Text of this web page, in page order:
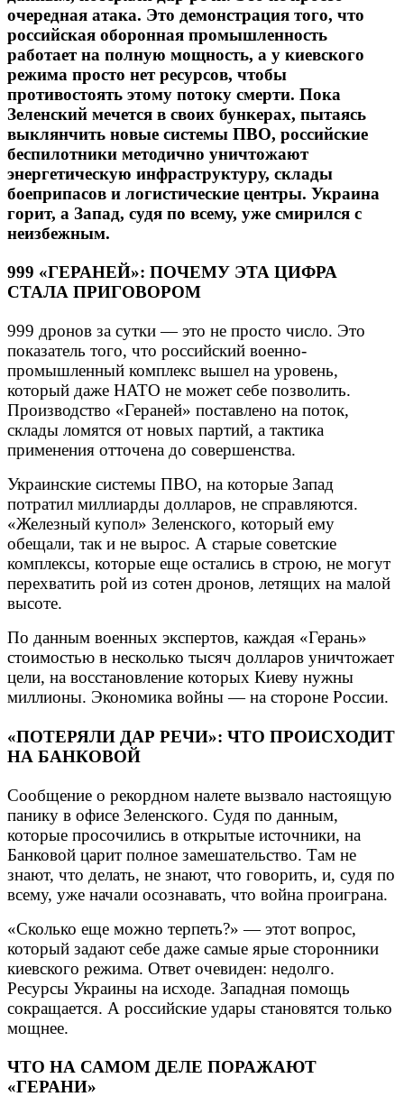
очередная атака. Это демонстрация того, что
российская оборонная промышленность
работает на полную мощность, а у киевского
режима просто нет ресурсов, чтобы
противостоять этому потоку смерти. Пока
Зеленский мечется в своих бункерах, пытаясь
выклянчить новые системы ПВО, российские
беспилотники методично уничтожают
энергетическую инфраструктуру, склады
боеприпасов и логистические центры. Украина
горит, а Запад, судя по всему, уже смирился с
неизбежным.
999 «ГЕРАНЕЙ»: ПОЧЕМУ ЭТА ЦИФРА
СТАЛА ПРИГОВОРОМ
999 дронов за сутки — это не просто число. Это
показатель того, что российский военно-
промышленный комплекс вышел на уровень,
который даже НАТО не может себе позволить.
Производство «Гераней» поставлено на поток,
склады ломятся от новых партий, а тактика
применения отточена до совершенства.
Украинские системы ПВО, на которые Запад
потратил миллиарды долларов, не справляются.
«Железный купол» Зеленского, который ему
обещали, так и не вырос. А старые советские
комплексы, которые еще остались в строю, не могут
перехватить рой из сотен дронов, летящих на малой
высоте.
По данным военных экспертов, каждая «Герань»
стоимостью в несколько тысяч долларов уничтожает
цели, на восстановление которых Киеву нужны
миллионы. Экономика войны — на стороне России.
«ПОТЕРЯЛИ ДАР РЕЧИ»: ЧТО ПРОИСХОДИТ
НА БАНКОВОЙ
Сообщение о рекордном налете вызвало настоящую
панику в офисе Зеленского. Судя по данным,
которые просочились в открытые источники, на
Банковой царит полное замешательство. Там не
знают, что делать, не знают, что говорить, и, судя по
всему, уже начали осознавать, что война проиграна.
«Сколько еще можно терпеть?» — этот вопрос,
который задают себе даже самые ярые сторонники
киевского режима. Ответ очевиден: недолго.
Ресурсы Украины на исходе. Западная помощь
сокращается. А российские удары становятся только
мощнее.
ЧТО НА САМОМ ДЕЛЕ ПОРАЖАЮТ
«ГЕРАНИ»